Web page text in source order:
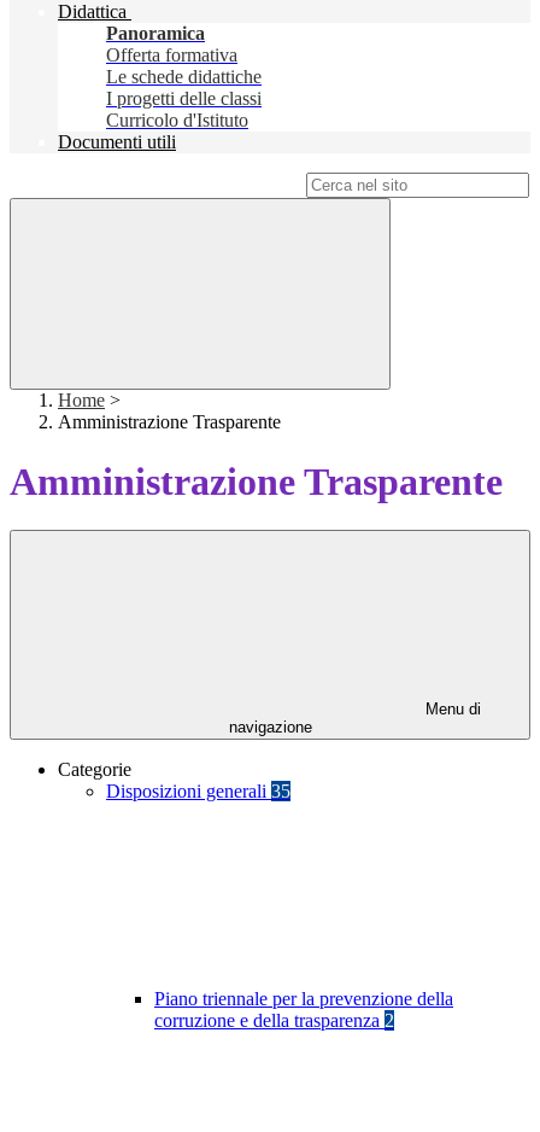
Didattica
Panoramica
Offerta formativa
Le schede didattiche
I progetti delle classi
Curricolo d'Istituto
Documenti utili
Home >
Amministrazione Trasparente
Amministrazione Trasparente
Menu di
navigazione
Categorie
Disposizioni generali 35
Piano triennale per la prevenzione della
corruzione e della trasparenza 2